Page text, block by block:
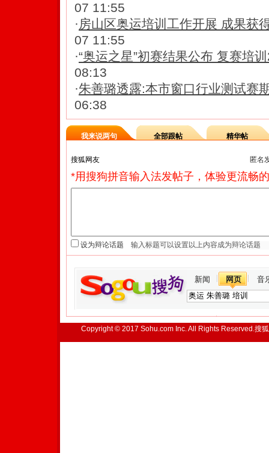
07 11:55
· 房山区奥运培训工作开展 成果获
07 11:55
·“奥运之星”初赛结果公布 复赛培
08:13
·朱善璐透露:本市窗口行业测试赛
06:38
我来说两句 全部跟帖 精华帖
匿名
*用搜狗拼音输入法发帖子，体验更流畅
设为辩论话题
新闻 网页 音
Copyright © 2017 Sohu.com Inc. All Rights Reserved.搜